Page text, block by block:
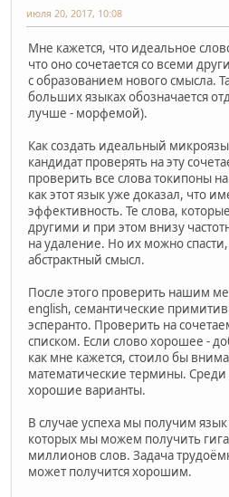
июля 20, 2017, 10:08
Мне кажется, что идеальное
что оно сочетается со всеми
с образованием нового смысла.
больших языках обозначается
лучше - морфемой).
Как создать идеальный
кандидат проверять на эту
проверить все слова токипоны на
как этот язык уже доказал, что
эффективность. Те слова,
другими и при этом внизу
на удаление. Но их можно
абстрактный смысл.
После этого проверить нашим
english, семантические
эсперанто. Проверить на
списком. Если слово хорошее -
как мне кажется, стоило бы
математические термины. Среди
хорошие варианты.
В случае успеха мы получим
которых мы можем получить
миллионов слов. Задача
может получится хорошим.